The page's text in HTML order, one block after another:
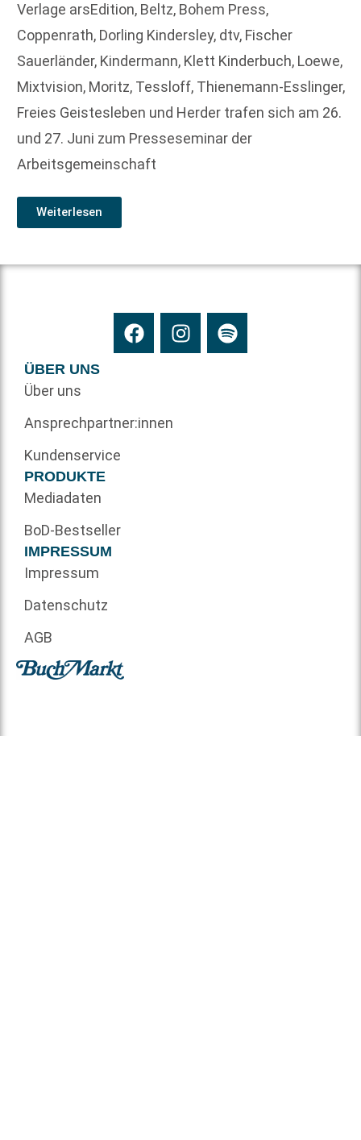
Verlage arsEdition, Beltz, Bohem Press,
Coppenrath, Dorling Kindersley, dtv, Fischer
Sauerländer, Kindermann, Klett Kinderbuch, Loewe,
Mixtvision, Moritz, Tessloff, Thienemann-Esslinger,
Freies Geistesleben und Herder trafen sich am 26.
und 27. Juni zum Presseseminar der
Arbeitsgemeinschaft
Weiterlesen
ÜBER UNS
Über uns
Ansprechpartner:innen
Kundenservice
PRODUKTE
Mediadaten
BoD-Bestseller
IMPRESSUM
Impressum
Datenschutz
AGB